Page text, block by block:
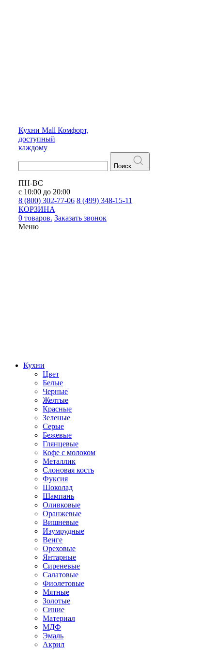
Кухни Mall Комфорт,
доступный
каждому
Поиск
ПН-ВС
с 10:00 до 20:00
8 (800) 302-77-06 8 (499) 348-15-11
КОРЗИНА
0 товаров. Заказать звонок
Меню
Кухни
Цвет
Белые
Черные
Желтые
Красные
Зеленые
Серые
Бежевые
Глянцевые
Кофе с молоком
Металлик
Слоновая кость
Фуксия
Шоколад
Шампань
Оливковые
Оранжевые
Вишневые
Изумрудные
Венге
Ореховые
Янтарные
Сиреневые
Салатовые
Фиолетовые
Мятные
Золотые
Синие
Материал
МДФ
Эмаль
Акрил